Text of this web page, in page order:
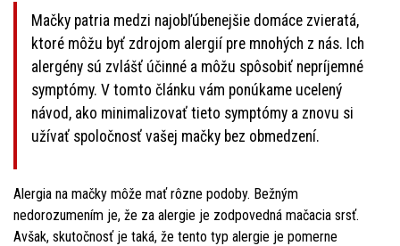
Mačky patria medzi najobľúbenejšie domáce zvieratá,
ktoré môžu byť zdrojom alergií pre mnohých z nás. Ich
alergény sú zvlášť účinné a môžu spôsobiť nepríjemné
symptómy. V tomto článku vám ponúkame ucelený
návod, ako minimalizovať tieto symptómy a znovu si
užívať spoločnosť vašej mačky bez obmedzení.
Alergia na mačky môže mať rôzne podoby. Bežným
nedorozumením je, že za alergie je zodpovedná mačacia srsť.
Avšak, skutočnosť je taká, že tento typ alergie je pomerne